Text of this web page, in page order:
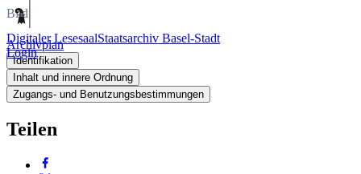
Digitaler LesesaalStaatsarchiv Basel-Stadt
Login
Bild
Archivplan
Identifikation
Inhalt und innere Ordnung
Zugangs- und Benutzungsbestimmungen
Teilen